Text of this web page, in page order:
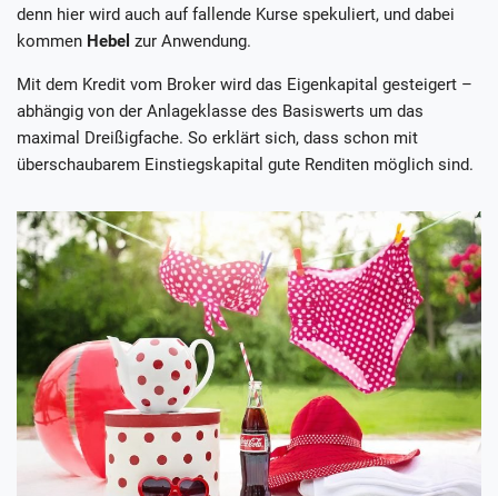
denn hier wird auch auf fallende Kurse spekuliert, und dabei
kommen Hebel zur Anwendung.
Mit dem Kredit vom Broker wird das Eigenkapital gesteigert –
abhängig von der Anlageklasse des Basiswerts um das
maximal Dreißigfache. So erklärt sich, dass schon mit
überschaubarem Einstiegskapital gute Renditen möglich sind.